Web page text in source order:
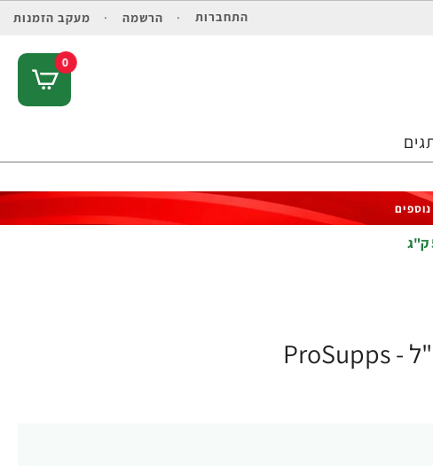
התחברות הרשמה מעקב הזמנות
0